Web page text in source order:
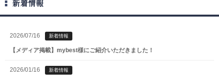
新着情報
2026/07/16 新着情報
【メディア掲載】mybest様にご紹介いただきました！
2026/01/16 新着情報